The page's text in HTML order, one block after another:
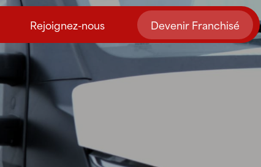
Rejoignez-nous Devenir Franchisé